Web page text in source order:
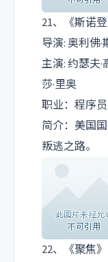
21、《斯诺
导演: 奥利佛·
主演: 约瑟夫
莎·里奥
职业：程序员
简介：美国
叛逃之路。
22、《聚焦